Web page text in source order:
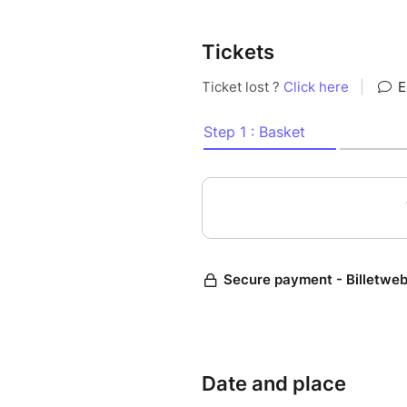
Florabru est un projet qui
Bruxelles. Plus d'info :
À l'initiative de Bruxelles
bruxelloise. Un partenariat
Tickets
Date and place